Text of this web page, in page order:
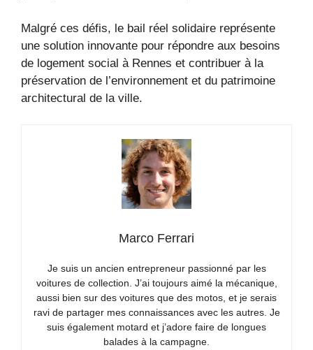
Malgré ces défis, le bail réel solidaire représente
une solution innovante pour répondre aux besoins
de logement social à Rennes et contribuer à la
préservation de l’environnement et du patrimoine
architectural de la ville.
Marco Ferrari
Je suis un ancien entrepreneur passionné par les
voitures de collection. J’ai toujours aimé la mécanique,
aussi bien sur des voitures que des motos, et je serais
ravi de partager mes connaissances avec les autres. Je
suis également motard et j’adore faire de longues
balades à la campagne.